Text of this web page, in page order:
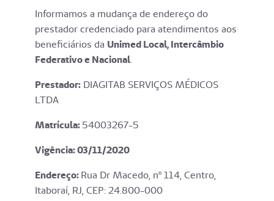
Informamos a mudança de endereço do
prestador credenciado para atendimentos aos
beneficiários da Unimed Local, Intercâmbio
Federativo e Nacional.
Prestador: DIAGITAB SERVIÇOS MÉDICOS
LTDA
Matrícula:54003267-5
Vigência: 03/11/2020
Endereço:Rua Dr Macedo, nº 114, Centro,
Itaboraí, RJ, CEP: 24.800-000